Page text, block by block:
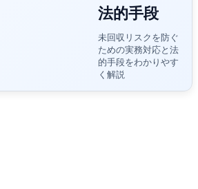
法的手段
未回収リスクを防ぐ
ための実務対応と法
的手段をわかりやす
く解説